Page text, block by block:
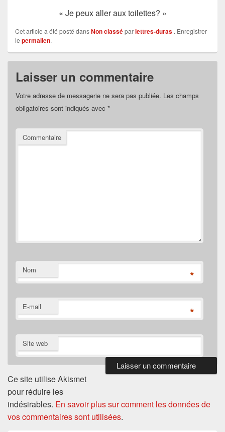
« Je peux aller aux toilettes? »
Cet article a été posté dansNon classéparlettres-duras . Enregistrer
le permalien.
Laisser un commentaire
Votre adresse de messagerie ne sera pas publiée. Les champs
obligatoires sont indiqués avec *
Commentaire
Nom *
E-mail *
Site web
Ce site utilise Akismet
pour réduire les
indésirables. En savoir plus sur comment les données de
vos commentaires sont utilisées.